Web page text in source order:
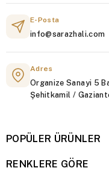
E-Posta
info@sarazhali.com
Adres
Organize Sanayi 5
Şehitkamil /
POPÜLER ÜRÜNLER
RENKLERE GÖRE